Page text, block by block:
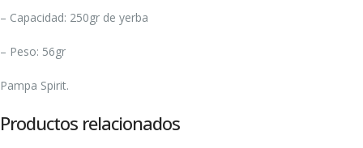
– Capacidad: 250gr de yerba
– Peso: 56gr
Pampa Spirit.
Productos relacionados